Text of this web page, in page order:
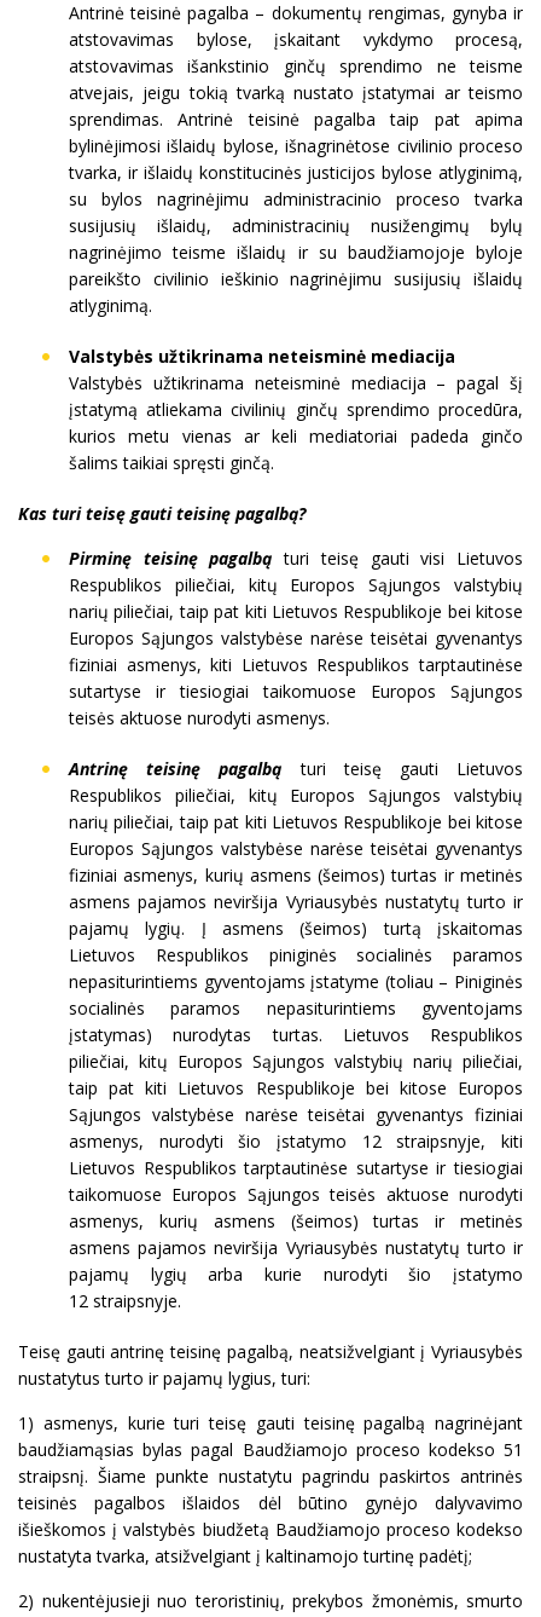
Antrinė teisinė pagalba – dokumentų rengimas, gynyba ir
atstovavimas bylose, įskaitant vykdymo procesą,
atstovavimas išankstinio ginčų sprendimo ne teisme
atvejais, jeigu tokią tvarką nustato įstatymai ar teismo
sprendimas. Antrinė teisinė pagalba taip pat apima
bylinėjimosi išlaidų bylose, išnagrinėtose civilinio proceso
tvarka, ir išlaidų konstitucinės justicijos bylose atlyginimą,
su bylos nagrinėjimu administracinio proceso tvarka
susijusių išlaidų, administracinių nusižengimų bylų
nagrinėjimo teisme išlaidų ir su baudžiamojoje byloje
pareikšto civilinio ieškinio nagrinėjimu susijusių išlaidų
atlyginimą.
Valstybės užtikrinama neteisminė mediacija
Valstybės užtikrinama neteisminė mediacija – pagal šį
įstatymą atliekama civilinių ginčų sprendimo procedūra,
kurios metu vienas ar keli mediatoriai padeda ginčo
šalims taikiai spręsti ginčą.
Kas turi teisę gauti teisinę pagalbą?
Pirminę teisinę pagalbąturi teisę gauti visi Lietuvos
Respublikos piliečiai, kitų Europos Sąjungos valstybių
narių piliečiai, taip pat kiti Lietuvos Respublikoje bei kitose
Europos Sąjungos valstybėse narėse teisėtai gyvenantys
fiziniai asmenys, kiti Lietuvos Respublikos tarptautinėse
sutartyse ir tiesiogiai taikomuose Europos Sąjungos
teisės aktuose nurodyti asmenys.
Antrinę teisinę pagalbą turi teisę gauti Lietuvos
Respublikos piliečiai, kitų Europos Sąjungos valstybių
narių piliečiai, taip pat kiti Lietuvos Respublikoje bei kitose
Europos Sąjungos valstybėse narėse teisėtai gyvenantys
fiziniai asmenys, kurių asmens (šeimos) turtas ir metinės
asmens pajamos neviršija Vyriausybės nustatytų turto ir
pajamų lygių. Į asmens (šeimos) turtą įskaitomas
Lietuvos Respublikos piniginės socialinės paramos
nepasiturintiems gyventojams įstatyme (toliau – Piniginės
socialinės paramos nepasiturintiems gyventojams
įstatymas) nurodytas turtas. Lietuvos Respublikos
piliečiai, kitų Europos Sąjungos valstybių narių piliečiai,
taip pat kiti Lietuvos Respublikoje bei kitose Europos
Sąjungos valstybėse narėse teisėtai gyvenantys fiziniai
asmenys, nurodyti šio įstatymo 12 straipsnyje, kiti
Lietuvos Respublikos tarptautinėse sutartyse ir tiesiogiai
taikomuose Europos Sąjungos teisės aktuose nurodyti
asmenys, kurių asmens (šeimos) turtas ir metinės
asmens pajamos neviršija Vyriausybės nustatytų turto ir
pajamų lygių arba kurie nurodyti šio įstatymo
12 straipsnyje.
Teisę gauti antrinę teisinę pagalbą, neatsižvelgiant į Vyriausybės
nustatytus turto ir pajamų lygius, turi:
1) asmenys, kurie turi teisę gauti teisinę pagalbą nagrinėjant
baudžiamąsias bylas pagal Baudžiamojo proceso kodekso 51
straipsnį. Šiame punkte nustatytu pagrindu paskirtos antrinės
teisinės pagalbos išlaidos dėl būtino gynėjo dalyvavimo
išieškomos į valstybės biudžetą Baudžiamojo proceso kodekso
nustatyta tvarka, atsižvelgiant į kaltinamojo turtinę padėtį;
2) nukentėjusieji nuo teroristinių, prekybos žmonėmis, smurto